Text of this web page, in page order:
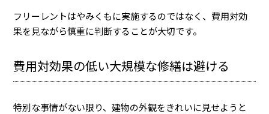
フリーレントはやみくもに実施するのではなく、費用対効
果を見ながら慎重に判断することが大切です。
費用対効果の低い大規模な修繕は避ける
特別な事情がない限り、建物の外観をきれいに見せようと